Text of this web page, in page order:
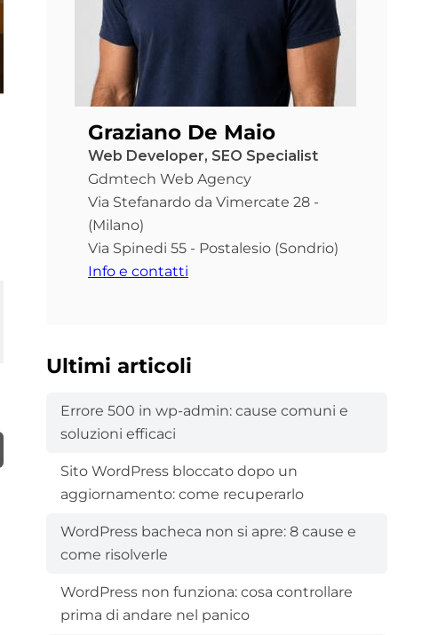
Graziano De Maio
Web Developer, SEO Specialist
Gdmtech Web Agency
Via Stefanardo da Vimercate 28 -
(Milano)
Via Spinedi 55 - Postalesio (Sondrio)
Info e contatti
Ultimi articoli
Errore 500 in wp-admin: cause comuni e
soluzioni efficaci
Sito WordPress bloccato dopo un
aggiornamento: come recuperarlo
WordPress bacheca non si apre: 8 cause e
come risolverle
WordPress non funziona: cosa controllare
prima di andare nel panico